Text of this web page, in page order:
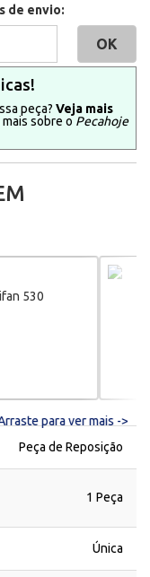
de envio:
peça? Veja mais
sobre o Pecahoje
530
para ver mais ->
Peça de Reposição
1 Peça
Única